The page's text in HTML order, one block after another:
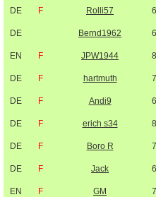
DE F Rolli57
DE Bernd1962
EN F JPW1944
DE F hartmuth
DE F Andi9
DE F erich s34
DE F Boro R
DE F Jack
EN F GM